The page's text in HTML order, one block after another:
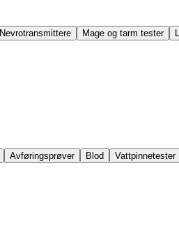
Nevrotransmittere Mage og tarm tester
Avføringsprøver Blod Vattpinnetester